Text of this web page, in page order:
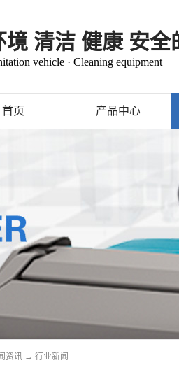
境 清洁 健康 安全
vehicle · Cleaning equipment
首页 产品中心
资讯 → 行业新闻